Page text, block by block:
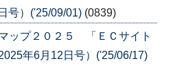
号）('25/09/01) (0839)
ップ２０２５ 「ＥＣサイト
年6月12日号）('25/06/17)